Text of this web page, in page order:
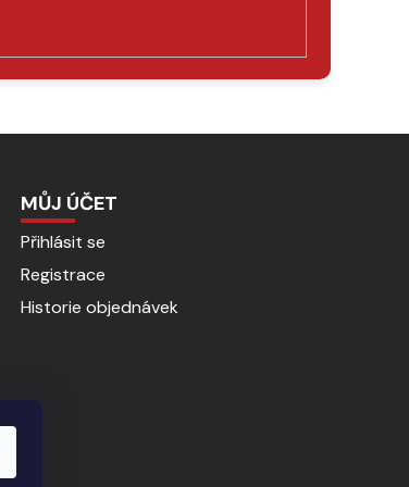
MŮJ ÚČET
Přihlásit se
Registrace
Historie objednávek